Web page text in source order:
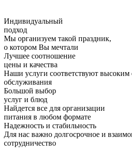
Индивидуальный
подход
Мы организуем такой праздник,
о котором Вы мечтали
Лучшее соотношение
цены и качества
Наши услуги соответствуют высоким
обслуживания
Большой выбор
услуг и блюд
Найдется все для организации
питания в любом формате
Надежность и стабильность
Для нас важно долгосрочное и
сотрудничество